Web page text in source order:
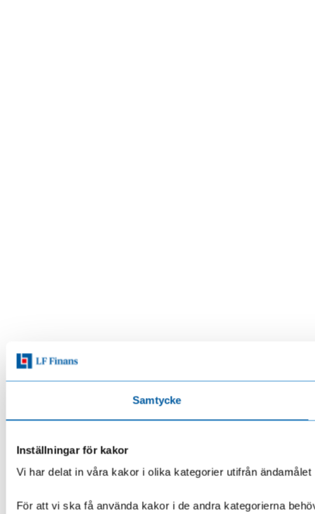
Samtycke
Inställningar för kakor
Vi har delat in våra kakor i olika kategorier utifrån
För att vi ska få använda kakor i de andra kategorierna